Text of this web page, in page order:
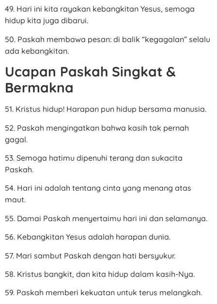
49. Hari ini kita rayakan kebangkitan Yesus, semoga
hidup kita juga dibarui.
50. Paskah membawa pesan: di balik “kegagalan” selalu
ada kebangkitan.
Ucapan Paskah Singkat &
Bermakna
51. Kristus hidup! Harapan pun hidup bersama manusia.
52. Paskah mengingatkan bahwa kasih tak pernah
gagal.
53. Semoga hatimu dipenuhi terang dan sukacita
Paskah.
54. Hari ini adalah tentang cinta yang menang atas
maut.
55. Damai Paskah menyertaimu hari ini dan selamanya.
56. Kebangkitan Yesus adalah harapan dunia.
57. Mari sambut Paskah dengan hati bersyukur.
58. Kristus bangkit, dan kita hidup dalam kasih-Nya.
59. Paskah memberi kekuatan untuk terus melangkah.